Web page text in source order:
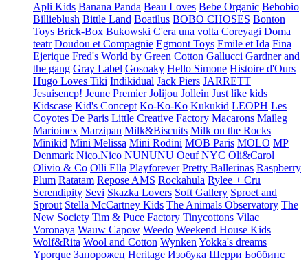
Apli Kids Banana Panda Beau Loves Bebe Organic Bebobio
Billieblush Bittle Land Boatilus BOBO CHOSES Bonton
Toys Brick-Box Bukowski C'era una volta Coreyagi Doma
teatr Doudou et Compagnie Egmont Toys Emile et Ida Fina
Ejerique Fred's World by Green Cotton Gallucci Gardner and
the gang Gray Label Gosoaky Hello Simone Histoire d'Ours
Hugo Loves Tiki Indikidual Jack Piers JARRETT
Jesuisencp! Jeune Premier Jolijou Jollein Just like kids
Kidscase Kid's Concept Ko-Ko-Ko Kukukid LEOPH Les
Coyotes De Paris Little Creative Factory Macarons Maileg
Marioinex Marzipan Milk&Biscuits Milk on the Rocks
Minikid Mini Melissa Mini Rodini MOB Paris MOLO MP
Denmark Nico.Nico NUNUNU Oeuf NYC Oli&Carol
Olivio & Co Olli Ella Playforever Pretty Ballerinas Raspberry
Plum Ratatam Repose AMS Rockahula Rylee + Cru
Serendipity Sevi Skazka Lovers Soft Gallery Sproet and
Sprout Stella McCartney Kids The Animals Observatory The
New Society Tim & Puce Factory Tinycottons Vilac
Voronaya Wauw Capow Weedo Weekend House Kids
Wolf&Rita Wool and Cotton Wynken Yokka's dreams
Yporque Запорожец Heritage Изобука Шерри Боббинс